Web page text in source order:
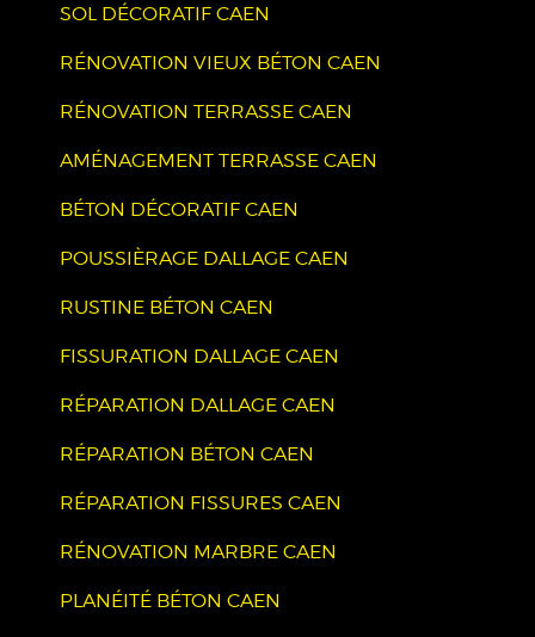
SOL DÉCORATIF CAEN
RÉNOVATION VIEUX BÉTON CAEN
RÉNOVATION TERRASSE CAEN
AMÉNAGEMENT TERRASSE CAEN
BÉTON DÉCORATIF CAEN
POUSSIÈRAGE DALLAGE CAEN
RUSTINE BÉTON CAEN
FISSURATION DALLAGE CAEN
RÉPARATION DALLAGE CAEN
RÉPARATION BÉTON CAEN
RÉPARATION FISSURES CAEN
RÉNOVATION MARBRE CAEN
PLANÉITÉ BÉTON CAEN